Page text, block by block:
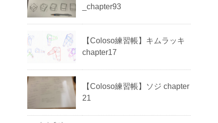
_chapter93
【Coloso練習帳】キムラッキ
chapter17
【Coloso練習帳】ソジ chapter
21